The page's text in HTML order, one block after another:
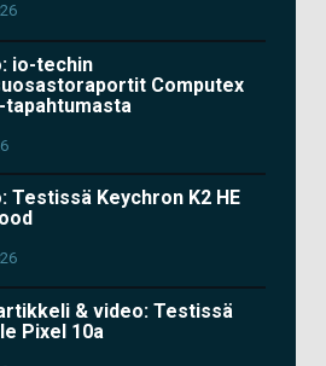
io-techin
Computex
tapahtumasta
Testissä Keychron K2 HE
& video: Testissä
Pixel 10a